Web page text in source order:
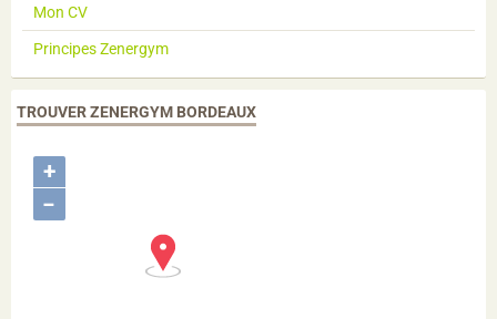
Mon CV
Principes Zenergym
TROUVER ZENERGYM BORDEAUX
+
−